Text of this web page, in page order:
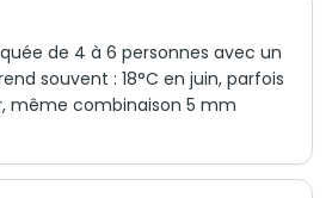
de 4 à 6 personnes avec un
souvent : 18°C en juin, parfois
même combinaison 5 mm